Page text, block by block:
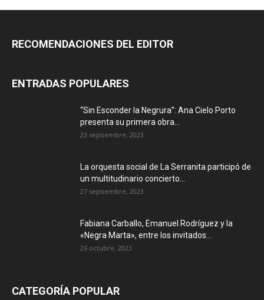
RECOMENDACIONES DEL EDITOR
ENTRADAS POPULARES
“Sin Esconder la Negrura”: Ana Cielo Porto
presenta su primera obra...
23 septiembre, 2023
La orquesta social de La Serranita participó de
un multitudinario concierto...
27 septiembre, 2023
Fabiana Carballo, Emanuel Rodríguez y la
«Negra Marta», entre los invitados...
26 octubre, 2023
CATEGORÍA POPULAR